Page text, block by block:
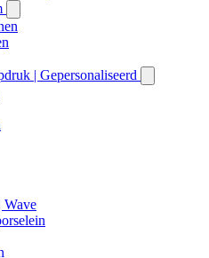
| Gepersonaliseerd
Wave